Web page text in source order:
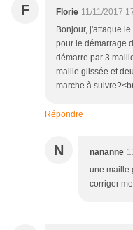
F Florie 11/11/2017
Bonjour, j'attaque
pour le démarrage
démarre par 3
maille glissée et
marche à
Répondre
N nananne
une maille
corriger